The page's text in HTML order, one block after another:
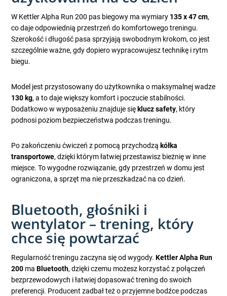
W Kettler Alpha Run 200 pas biegowy ma wymiary 135 x 47 cm,
co daje odpowiednią przestrzeń do komfortowego treningu.
Szerokość i długość pasa sprzyjają swobodnym krokom, co jest
szczególnie ważne, gdy dopiero wypracowujesz technikę i rytm
biegu.
Model jest przystosowany do użytkownika o maksymalnej wadze
130 kg, a to daje większy komfort i poczucie stabilności.
Dodatkowo w wyposażeniu znajduje się klucz safety, który
podnosi poziom bezpieczeństwa podczas treningu.
Po zakończeniu ćwiczeń z pomocą przychodzą kółka
transportowe, dzięki którym łatwiej przestawisz bieżnię w inne
miejsce. To wygodne rozwiązanie, gdy przestrzeń w domu jest
ograniczona, a sprzęt ma nie przeszkadzać na co dzień.
Bluetooth, głośniki i
wentylator – trening, który
chce się powtarzać
Regularność treningu zaczyna się od wygody.Kettler Alpha Run
200 maBluetooth, dzięki czemu możesz korzystać z połączeń
bezprzewodowych i łatwiej dopasować trening do swoich
preferencji. Producent zadbał też o przyjemne bodźce podczas